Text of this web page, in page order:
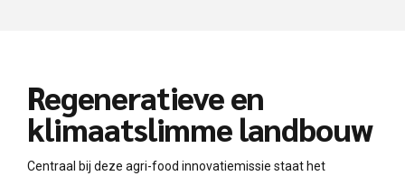
Regeneratieve en
klimaatslimme landbouw
Centraal bij deze agri-food innovatiemissie staat het